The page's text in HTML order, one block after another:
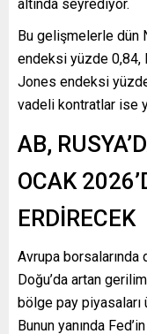
altında seyrediyor.
Bu gelişmelerle dün
endeksi yüzde 0,84,
Jones endeksi
vadeli kontratlar ise
AB,
OCAK
ERDİRECEK
Avrupa borsalarında
Doğu’da artan
bölge pay piyasaları
Bunun yanında